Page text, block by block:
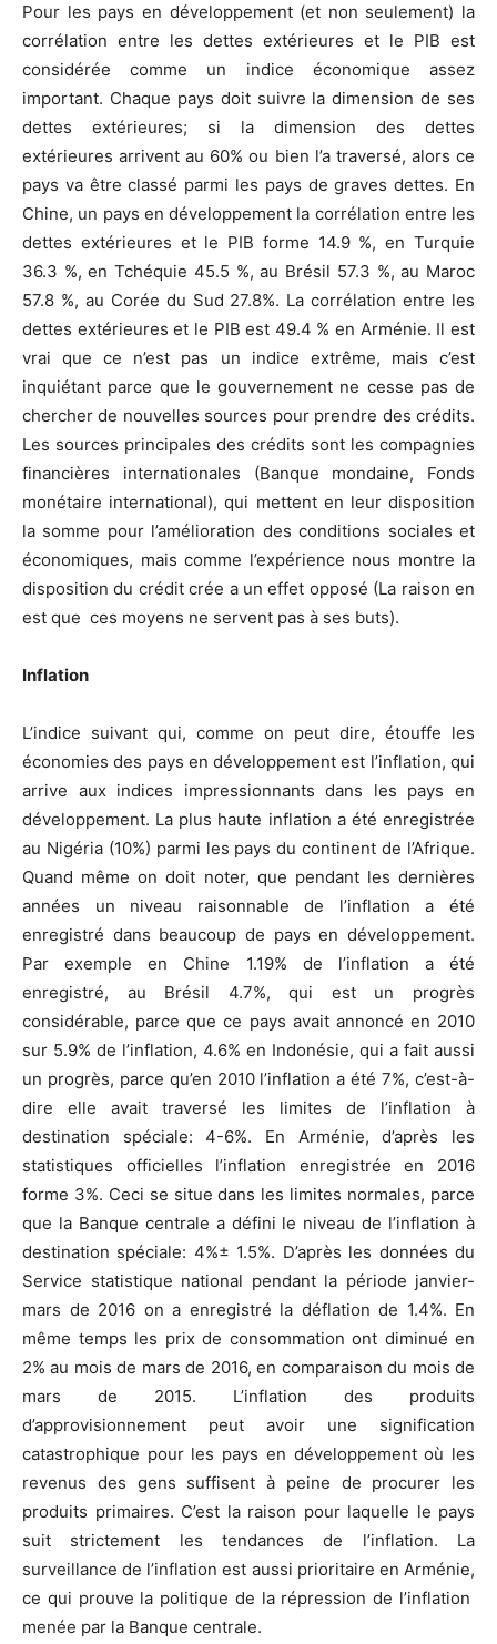
Pour les pays en développement (et non seulement) la
corrélation entre les dettes extérieures et le PIB est
considérée comme un indice économique assez
important. Chaque pays doit suivre la dimension de ses
dettes extérieures; si la dimension des dettes
extérieures arrivent au 60% ou bien l’a traversé, alors ce
pays va être classé parmi les pays de graves dettes. En
Chine, un pays en développement la corrélation entre les
dettes extérieures et le PIB forme 14.9 %, en Turquie
36.3 %, en Tchéquie 45.5 %, au Brésil 57.3 %, au Maroc
57.8 %, au Corée du Sud 27.8%. La corrélation entre les
dettes extérieures et le PIB est 49.4 % en Arménie. Il est
vrai que ce n’est pas un indice extrême, mais c’est
inquiétant parce que le gouvernement ne cesse pas de
chercher de nouvelles sources pour prendre des crédits.
Les sources principales des crédits sont les compagnies
financières internationales (Banque mondaine, Fonds
monétaire international), qui mettent en leur disposition
la somme pour l’amélioration des conditions sociales et
économiques, mais comme l’expérience nous montre la
disposition du crédit crée a un effet opposé (La raison en
est que ces moyens ne servent pas à ses buts).
Inflation
L’indice suivant qui, comme on peut dire, étouffe les
économies des pays en développement est l’inflation, qui
arrive aux indices impressionnants dans les pays en
développement. La plus haute inflation a été enregistrée
au Nigéria (10%) parmi les pays du continent de l’Afrique.
Quand même on doit noter, que pendant les dernières
années un niveau raisonnable de l’inflation a été
enregistré dans beaucoup de pays en développement.
Par exemple en Chine 1.19% de l’inflation a été
enregistré, au Brésil 4.7%, qui est un progrès
considérable, parce que ce pays avait annoncé en 2010
sur 5.9% de l’inflation, 4.6% en Indonésie, qui a fait aussi
un progrès, parce qu’en 2010 l’inflation a été 7%, c’est-à-
dire elle avait traversé les limites de l’inflation à
destination spéciale: 4-6%. En Arménie, d’après les
statistiques officielles l’inflation enregistrée en 2016
forme 3%. Ceci se situe dans les limites normales, parce
que la Banque centrale a défini le niveau de l’inflation à
destination spéciale: 4%± 1.5%. D’après les données du
Service statistique national pendant la période janvier-
mars de 2016 on a enregistré la déflation de 1.4%. En
même temps les prix de consommation ont diminué en
2% au mois de mars de 2016, en comparaison du mois de
mars de 2015. L’inflation des produits
d’approvisionnement peut avoir une signification
catastrophique pour les pays en développement où les
revenus des gens suffisent à peine de procurer les
produits primaires. C’est la raison pour laquelle le pays
suit strictement les tendances de l’inflation. La
surveillance de l’inflation est aussi prioritaire en Arménie,
ce qui prouve la politique de la répression de l’inflation
menée par la Banque centrale.